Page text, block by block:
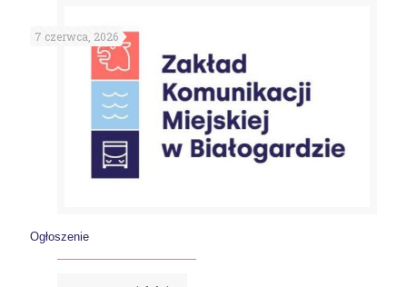
7 czerwca, 2026
Ogłoszenie